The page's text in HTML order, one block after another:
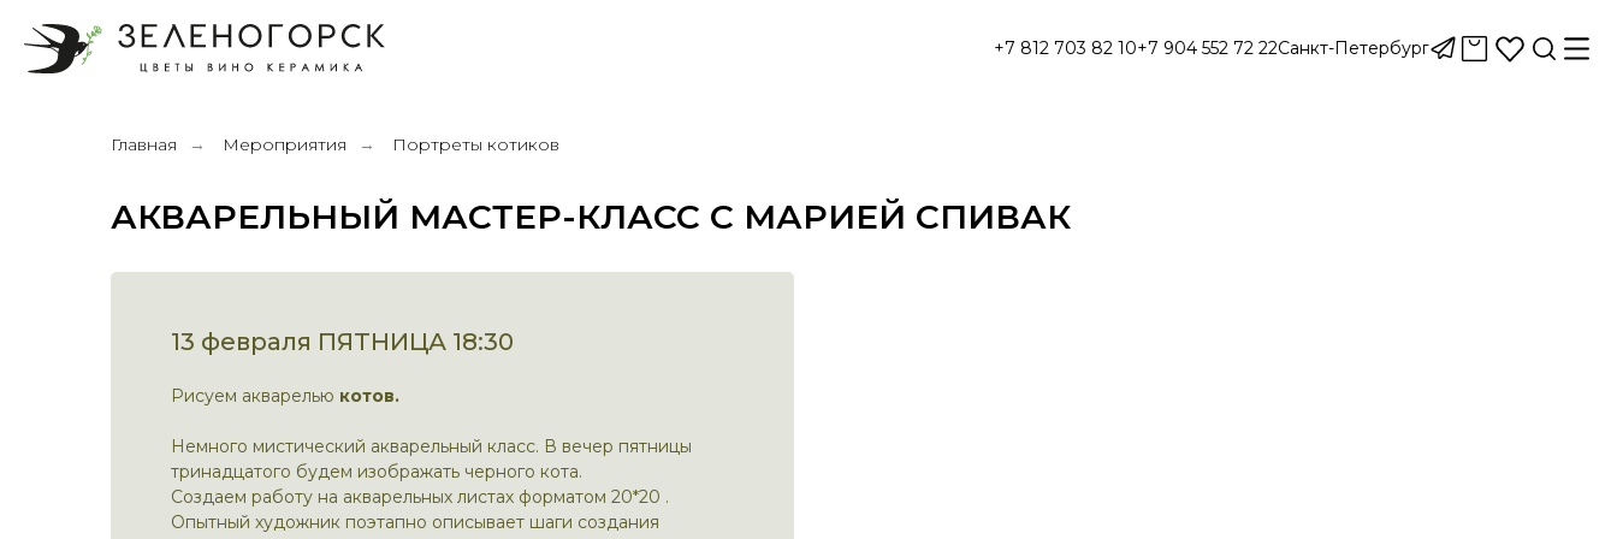
+7 812 703 82 10+7 904 552 72 22Санкт-Петербург
Главная → Мероприятия → Портреты котиков
АКВАРЕЛЬНЫЙ МАСТЕР-КЛАСС С МАРИЕЙ СПИВАК
13 февраля ПЯТНИЦА 18:30
Рисуем акварелью котов.
Немного мистический акварельный класс. В вечер пятницы
тринадцатого будем изображать черного кота.
Создаем работу на акварельных листах форматом 20*20 .
Опытный художник поэтапно описывает шаги создания